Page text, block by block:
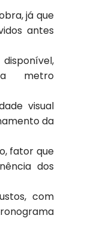
já que
antes
metro
visual
da
fator que
dos
com